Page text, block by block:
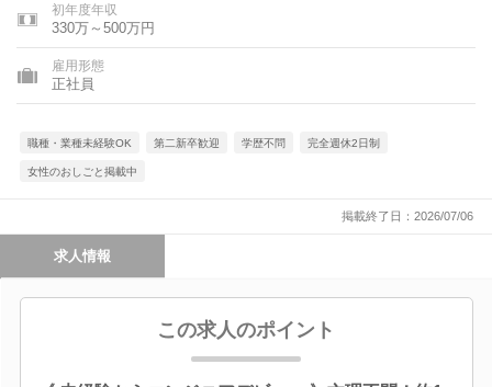
初年度年収
330万～500万円
雇用形態
正社員
職種・業種未経験OK 第二新卒歓迎 学歴不問 完全週休2日制
女性のおしごと掲載中
掲載終了日：2026/07/06
求人情報
この求人のポイント